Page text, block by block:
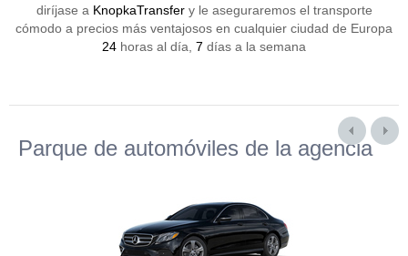
diríjase a KnopkaTransfery le aseguraremos el transporte
cómodo a precios más ventajosos en cualquier ciudad de Europa
24 horas al día, 7 días a la semana
Parque de automóviles de la agencia